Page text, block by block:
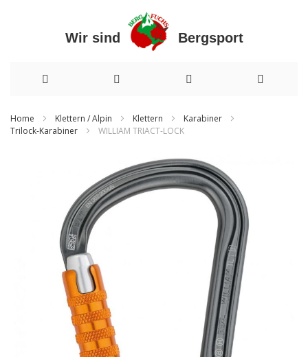
Wir sind Bergsport
zum
Home Klettern / Alpin Klettern
Karabiner
Trilock-Karabiner
WILLIAM TRIACT-LOCK